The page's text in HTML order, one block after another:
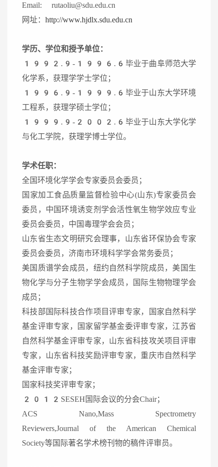
Email: rutaoliu@sdu.edu.cn
网址： http://www.hjdlx.sdu.edu.cn
学历、学位和授予单位：
1992.9-1996.6毕业于曲阜师范大学
化学系，获理学学士学位；
1996.9-1999.6毕业于山东大学环境
工程系，获理学硕士学位；
1999.9-2002.6毕业于山东大学化学
与化工学院，获理学博士学位。
学术任职：
全国环境化学学会专家委员会委员；
国家加工食品质量监督检验中心(山东)专家委员会
委员，中国环境诱变剂学会活性氧生物学效应专业
委员会委员，中国毒理学会会员；
山东省生态文明研究会理事，山东省环保协会专家
委员会委员，济南市环境科学学会常务委员；
美国质谱学会成员，纽约自然科学院成员，美国生
物化学与分子生物学学会成员，国际生物物理学会
成员；
科技部国际科技合作项目评审专家，国家自然科学
基金评审专家，国家留学基金委评审专家，江苏省
自然科学基金评审专家，山东省科技攻关项目评审
专家，山东省科技奖励评审专家，重庆市自然科学
基金评审专家；
国家科技奖评审专家；
2012SESEH国际会议的分会Chair；
ACS Nano,Mass Spectrometry
Reviewers,Journal of the American Chemical
Society等国际著名学术榜刊物的稿件评审员。